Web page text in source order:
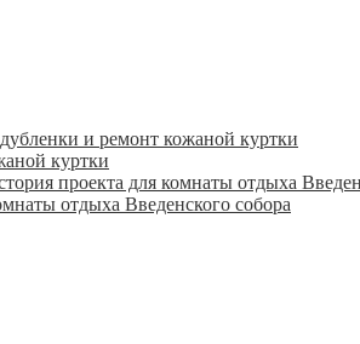
куртки
отдыха Введенского собора